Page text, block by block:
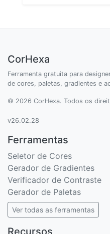
CorHexa
Ferramenta gratuita para
de cores, paletas, gradientes e
© 2026 CorHexa. Todos os
v26.02.28
Ferramentas
Seletor de Cores
Gerador de Gradientes
Verificador de Contraste
Gerador de Paletas
Ver todas as ferramentas
Recursos